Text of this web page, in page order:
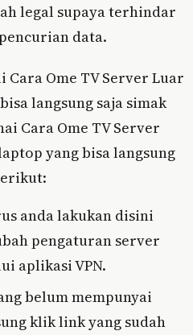
legal supaya terhindar
data.
Cara Ome TV Server Luar
langsung saja simak
Cara Ome TV Server
yang bisa langsung
anda lakukan disini
pengaturan server
aplikasi VPN.
belum mempunyai
klik link yang sudah